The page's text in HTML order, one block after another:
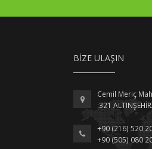
BIZE ULAŞIN
Cemil Meriç
:321
+90 (216) 520
+90 (505) 080